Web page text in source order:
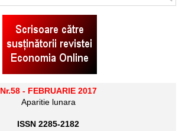
Nr.58 - FEBRUARIE 2017
Aparitie lunara
ISSN 2285-2182